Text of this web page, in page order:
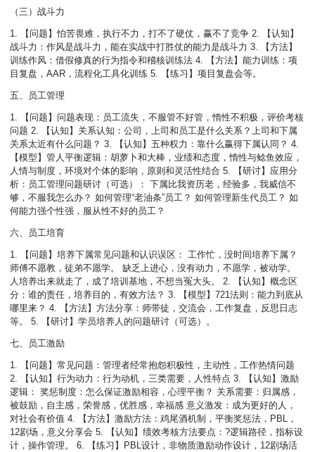
（三）战斗力
1. 【问题】怕苦畏难，执行不力，打不了硬仗，赢不了竞争 2. 【认知】
战斗力：作风是战斗力，能在实战中打胜仗的能力是战斗力 3. 【方法】
训练作风：借假修真的行为指令和稽核训练法 4. 【方法】能力训练：项
目复盘，AAR，流程化工具化训练 5. 【练习】项目复盘会等。
五、员工管理
1. 【问题】问题表现：员工流失，不服管不好管，惰性不积极，评价考核
问题 2. 【认知】关系认知：公司，上司和员工是什么关系？上司和下属
关系太近有什么问题？ 3. 【认知】五种权力：靠什么赢得下属认同？ 4.
【模型】管人平衡逻辑：胡萝卜和大棒，业绩和态度，惰性与鲶鱼效应，
人情与制度，环境对个体的影响，原则和灵活性结合 5. 【研讨】应用分
析：员工管理问题研讨（可选）： 下属比我资历老，经验多，我威信不
够，不服我怎么办？ 如何管理“老油条”员工？ 如何管理新生代员工？ 如
何能力强个性强，服从性不好的员工？
六、员工培育
1. 【问题】培养下属常见问题和认识误区： 工作忙，没时间培养下属？
师傅不愿教，徒弟不愿学。 缺乏上进心，没有动力，不愿学，被动学。
人培养出来就走了，成了培训基地，不想当冤大头。 2. 【认知】概念区
分：谁的责任，培养目的，有效方法？ 3. 【模型】721法则：能力到底从
哪里来？ 4. 【方法】方法分享：师带徒，交流会，工作复盘，反思日志
等。 5. 【研讨】学员培养人的问题研讨（可选）。
七、员工激励
1. 【问题】常见问题：管理者经常抱怨积极性，主动性，工作热情问题
2. 【认知】行为动力：行为动机，三类需要，人性特点 3. 【认知】激励
逻辑： 奖惩制度：怎么保证激励相容，心理平衡？ 关系需要：归属感，
被鼓励，自主感，荣誉感，优胜感，幸福感 意义激发：成为更好的人，
对社会有价值 4. 【方法】激励方法：鸡尾酒机制，平衡奖惩法，PBL，
12剧场，意义分享会 5. 【认知】绩效考核方法要点：?逻辑路径，指标设
计，操作管理。 6. 【练习】PBL设计，非物质激励动作设计，12剧场活